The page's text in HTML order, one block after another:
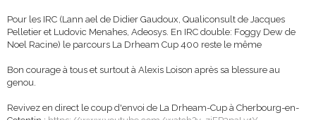
Pour les IRC (Lann ael de Didier Gaudoux, Qualiconsult de Jacques
Pelletier et Ludovic Menahes, Adeosys. En IRC double: Foggy Dew de
Noel Racine) le parcours La Drheam Cup 400 reste le même
Bon courage à tous et surtout à Alexis Loison après sa blessure au
genou.
Revivez en direct le coup d'envoi de La Drheam-Cup à Cherbourg-en-